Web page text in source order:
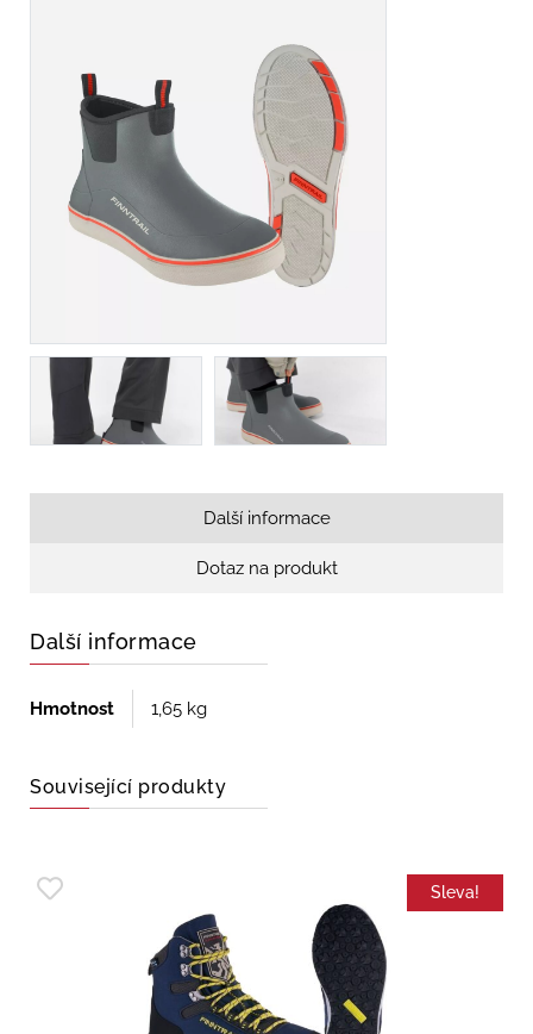
Další informace
Dotaz na produkt
Další informace
Hmotnost 1,65 kg
Související produkty
Sleva!